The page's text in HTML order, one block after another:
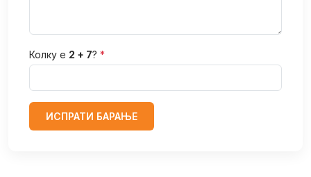
Колку е 2 + 7? *
ИСПРАТИ БАРАЊЕ